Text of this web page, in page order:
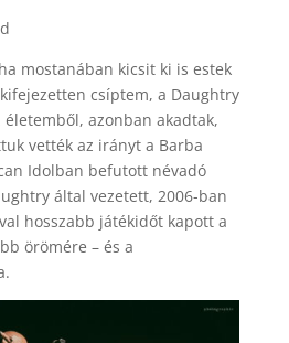
mostanában kicsit ki is estek
csíptem, a Daughtry
azonban akadtak,
vették az irányt a Barba
Idolban befutott névadó
által vezetett, 2006-ban
hosszabb játékidőt kapott a
örömére – és a